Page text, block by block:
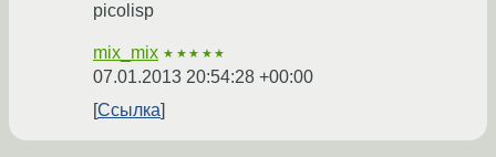
picolisp
mix_mix ★★★★★
07.01.2013 20:54:28 +00:00
Ссылка